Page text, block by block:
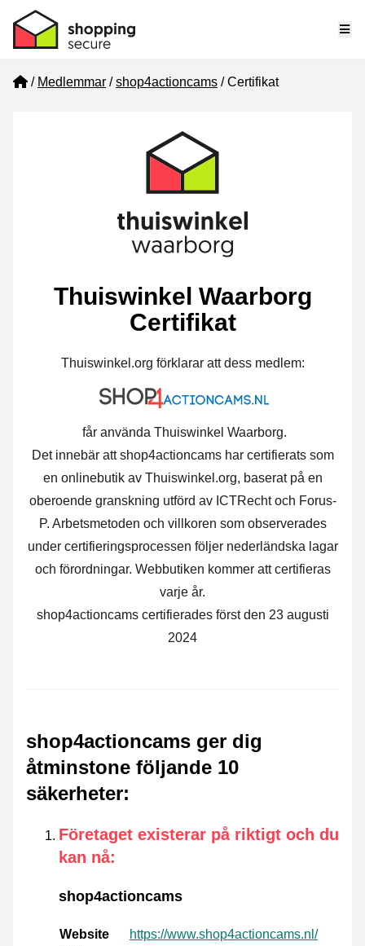
Home
Medlemmar shop4actioncams Certifikat
Thuiswinkel Waarborg
Certifikat
Thuiswinkel.org förklarar att dess medlem:
får använda Thuiswinkel Waarborg.
Det innebär att shop4actioncams har certifierats som
en onlinebutik av Thuiswinkel.org, baserat på en
oberoende granskning utförd av ICTRecht och Forus-
P. Arbetsmetoden och villkoren som observerades
under certifieringsprocessen följer nederländska lagar
och förordningar. Webbutiken kommer att certifieras
varje år.
shop4actioncams certifierades först den 23 augusti
2024
shop4actioncams ger dig
åtminstone följande 10
säkerheter:
Företaget existerar på riktigt och du
kan nå:
shop4actioncams
Website
https://www.shop4actioncams.nl/